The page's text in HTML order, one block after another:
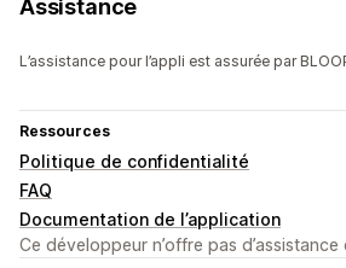
Assistance
L’assistance pour l’appli est assurée par
Ressources
Politique de confidentialité
FAQ
Documentation de l’application
Ce développeur n’offre pas